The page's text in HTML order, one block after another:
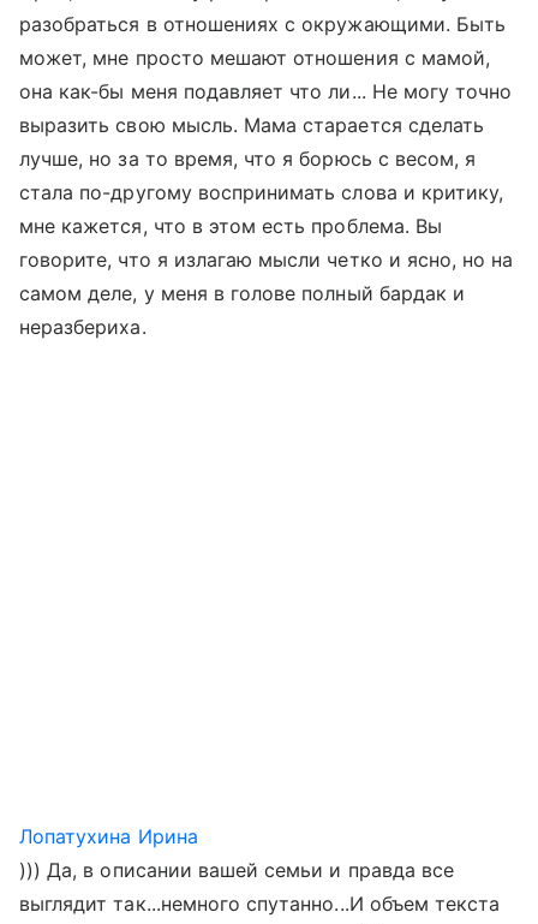
разобраться в отношениях с окружающими. Быть
может, мне просто мешают отношения с мамой,
она как-бы меня подавляет что ли... Не могу точно
выразить свою мысль. Мама старается сделать
лучше, но за то время, что я борюсь с весом, я
стала по-другому воспринимать слова и критику,
мне кажется, что в этом есть проблема. Вы
говорите, что я излагаю мысли четко и ясно, но на
самом деле, у меня в голове полный бардак и
неразбериха.
Лопатухина Ирина
))) Да, в описании вашей семьи и правда все
выглядит так...немного спутанно...И объем текста